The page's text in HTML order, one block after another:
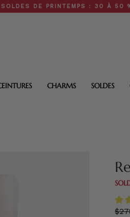
PRINTEMPS : 30 À 50 % DE
CHARMS SOLDES